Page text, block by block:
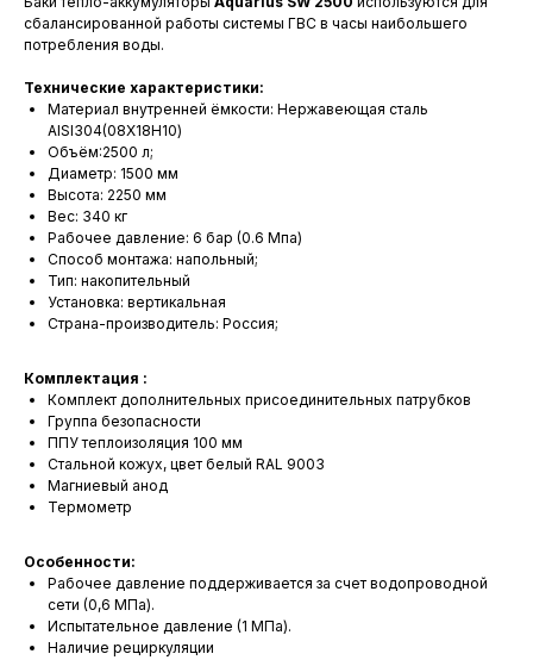
сбалансированной работы системы ГВС в часы наибольшего
потребления воды.
Технические характеристики:
Материал внутренней ёмкости: Нержавеющая сталь
AISI304(08Х18Н10)
Объём:2500 л;
Диаметр: 1500 мм
Высота: 2250 мм
Вес: 340 кг
Рабочее давление: 6 бар (0.6 Мпа)
Способ монтажа: напольный;
Тип: накопительный
Установка: вертикальная
Страна-производитель: Россия;
Комплектация :
Комплект дополнительных присоединительных патрубков
Группа безопасности
ППУ теплоизоляция 100 мм
Стальной кожух, цвет белый RAL 9003
Магниевый анод
Термометр
Особенности:
Рабочее давление поддерживается за счет водопроводной
сети (0,6 МПа).
Испытательное давление (1 МПа).
Наличие рециркуляции